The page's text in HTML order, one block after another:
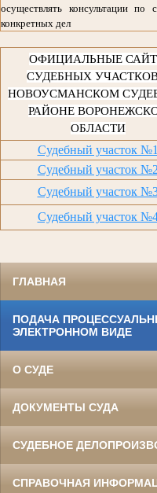
осуществлять консультации по
конкретных дел
ОФИЦИАЛЬНЫЕ
СУДЕБНЫХ
НОВОУСМАНСКОМ
РАЙОНЕ
ОБЛАСТИ
Судебный участок №1
Судебный участок №2
Судебный участок
Судебный участок
ГЛАВНАЯ
ПОДАЧА
ЭЛЕКТРОННОМ ВИДЕ
О СУДЕ
ДОКУМЕНТЫ СУДА
СУДЕБНОЕ
СПРАВОЧНАЯ